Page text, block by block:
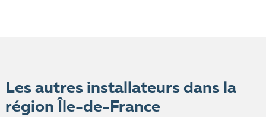
Les autres installateurs dans la
région Île-de-France